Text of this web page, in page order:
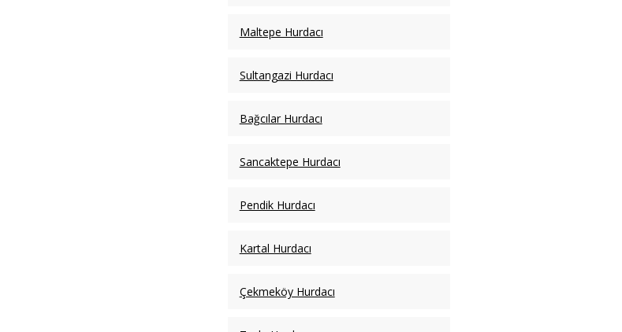
Maltepe Hurdacı
Sultangazi Hurdacı
Bağcılar Hurdacı
Sancaktepe Hurdacı
Pendik Hurdacı
Kartal Hurdacı
Çekmeköy Hurdacı